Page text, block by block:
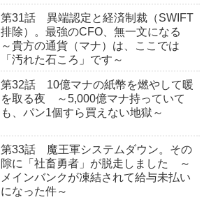
第31話 異端認定と経済制裁（SWIFT
排除）。最強のCFO、無一文になる
～貴方の通貨（マナ）は、ここでは
「汚れた石ころ」です～
第32話 10億マナの紙幣を燃やして暖
を取る夜 ～5,000億マナ持っていて
も、パン1個すら買えない地獄～
第33話 魔王軍システムダウン。その
隙に「社畜勇者」が脱走しました ～
メインバンクが凍結されて給与未払い
になった件～